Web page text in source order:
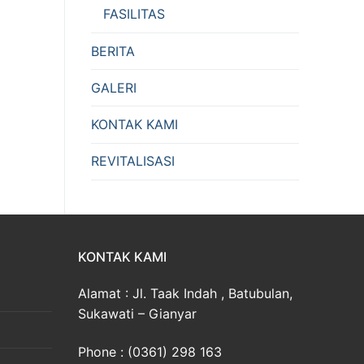
FASILITAS
BERITA
GALERI
KONTAK KAMI
REVITALISASI
KONTAK KAMI
Alamat : Jl. Taak Indah , Batubulan,
Sukawati – Gianyar
Phone : (0361) 298 163